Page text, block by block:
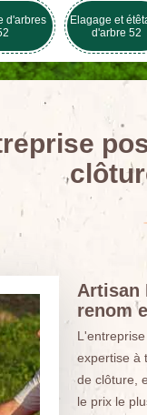
d'arbres
Elagage et
d'arbre 52
Artisan
renom
expertise à
de clôture,
le prix le